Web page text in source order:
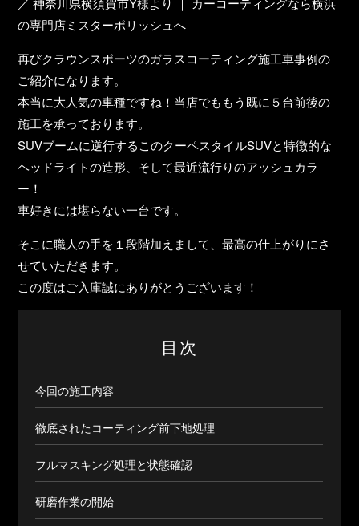
の専門店ミスターポリッシュへ
再びクラウンスポーツのガラスコーティング施工車事例の
ご紹介になります。
本当に大人気の車種ですね！当店でももう既に５台前後の
施工を承っております。
SUVブームに逆行するこのクーペスタイルSUVと特徴的な
ヘッドライトの造形、そして最近流行りのアッシュカラ
ー！
車好きには堪らない一台です。
そこに職人の手を１段階加えまして、最高の仕上がりにさ
せていただきます。
この度はご入庫誠にありがとうございます！
目次
今回の施工内容
徹底されたコーティング前下地処理
フルマスキング処理と状態確認
研磨作業の開始